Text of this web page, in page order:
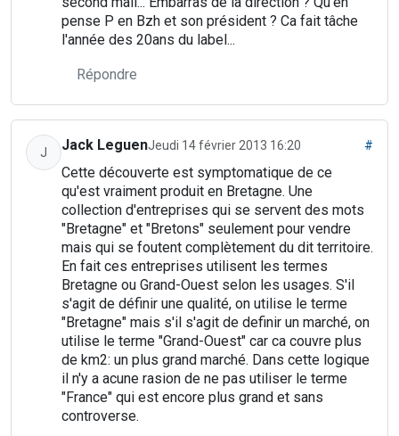
pense P en Bzh et son président ? Ca fait tâche
l'année des 20ans du label...
Répondre
J Jack LeguenJeudi 14 février 2013 16:20 #
Cette découverte est symptomatique de ce
qu'est vraiment produit en Bretagne. Une
collection d'entreprises qui se servent des mots
"Bretagne" et "Bretons" seulement pour vendre
mais qui se foutent complètement du dit territoire.
En fait ces entreprises utilisent les termes
Bretagne ou Grand-Ouest selon les usages. S'il
s'agit de définir une qualité, on utilise le terme
"Bretagne" mais s'il s'agit de definir un marché, on
utilise le terme "Grand-Ouest" car ca couvre plus
de km2: un plus grand marché. Dans cette logique
il n'y a acune rasion de ne pas utiliser le terme
"France" qui est encore plus grand et sans
controverse.